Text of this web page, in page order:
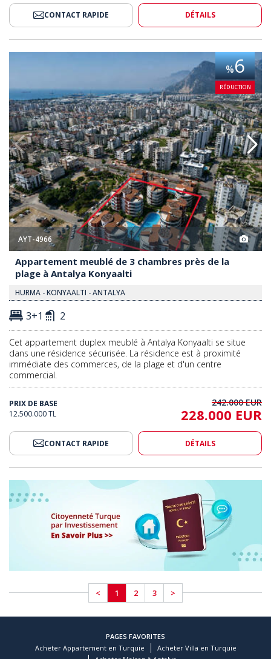
CONTACT RAPIDE DÉTAILS
Appartement Meublé De 3
%6
RÉDUCTION
AYT-4966
Appartement meublé de 3 chambres près de la
plage à Antalya Konyaalti
HURMA - KONYAALTI - ANTALYA
3+1 2
Cet appartement duplex meublé à Antalya Konyaalti se situe
dans une résidence sécurisée. La résidence est à proximité
immédiate des commerces, de la plage et d'un centre
commercial.
PRIX DE BASE
12.500.000 TL
242.000 EUR
228.000 EUR
CONTACT RAPIDE DÉTAILS
< 1 2 3 >
PAGES FAVORITES
Acheter Appartement en Turquie
Acheter Villa en Turquie